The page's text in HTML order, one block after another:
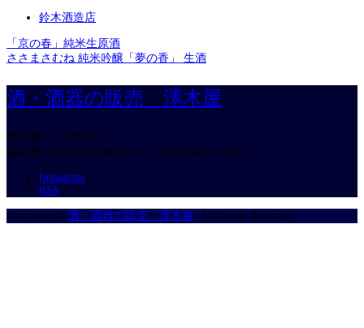
鈴木酒造店
「京の春」純米生原酒
ささまさむね 純米吟醸「夢の香」 生酒
酒・酒器の販売 澤木屋
澤木屋
〒970-8026
福島県いわき市平中町23-3
TEL 0246-21-5200
Instagram
RSS
Copyright © 酒・酒器の販売 澤木屋. All Rights Reserved.